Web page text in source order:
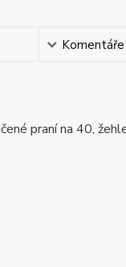
Komentáře
praní na 40,